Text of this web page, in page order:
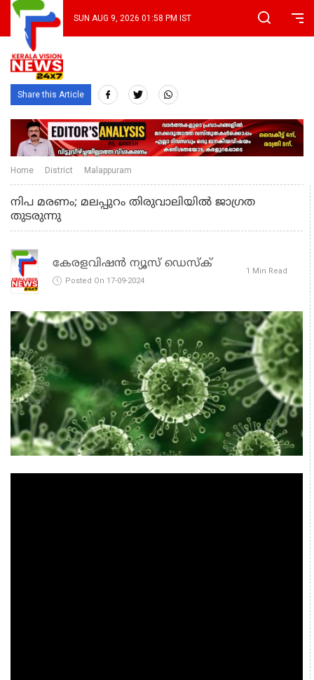
SUN AUG 9, 2026 01:58 PM IST
Share this Article
Home District Malappuram
നിപ മരണം; മലപ്പുറം തിരുവാലിയില്‍ ജാഗ്രത
തുടരുന്നു
കേരളവിഷൻ ന്യൂസ് ഡെസ്‌ക്
Posted On 17-09-2024
1 Min Read